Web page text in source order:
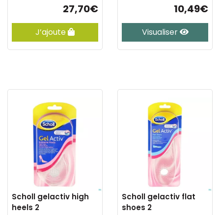
27,70€
J’ajoute
10,49€
Visualiser
Scholl gelactiv high
heels 2
Scholl gelactiv flat
shoes 2